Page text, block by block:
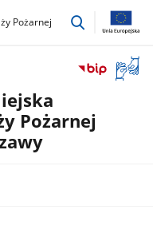
Pożarnej
przejdź
okno
Pożarnej